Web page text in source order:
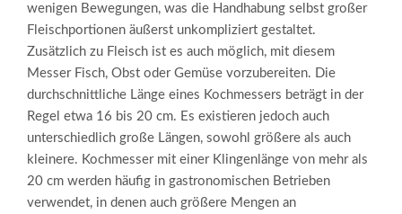
wenigen Bewegungen, was die Handhabung selbst großer
Fleischportionen äußerst unkompliziert gestaltet.
Zusätzlich zu Fleisch ist es auch möglich, mit diesem
Messer Fisch, Obst oder Gemüse vorzubereiten. Die
durchschnittliche Länge eines Kochmessers beträgt in der
Regel etwa 16 bis 20 cm. Es existieren jedoch auch
unterschiedlich große Längen, sowohl größere als auch
kleinere. Kochmesser mit einer Klingenlänge von mehr als
20 cm werden häufig in gastronomischen Betrieben
verwendet, in denen auch größere Mengen an